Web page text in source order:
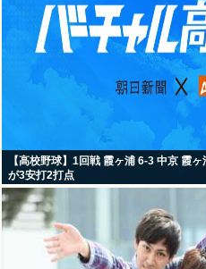
【高校野球】1回戦 霞ヶ浦 6-3 中京 霞
が3安打2打点